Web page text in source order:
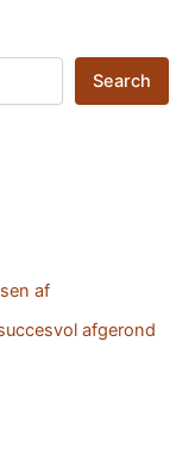
Search
af
afgerond